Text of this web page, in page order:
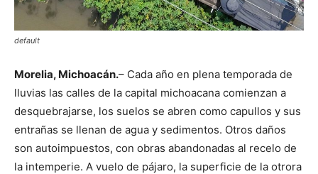
default
Morelia, Michoacán.– Cada año en plena temporada de
lluvias las calles de la capital michoacana comienzan a
desquebrajarse, los suelos se abren como capullos y sus
entrañas se llenan de agua y sedimentos. Otros daños
son autoimpuestos, con obras abandonadas al recelo de
la intemperie. A vuelo de pájaro, la superficie de la otrora